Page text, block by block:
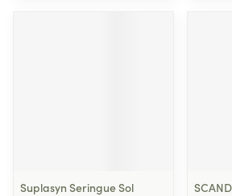
Suplasyn Seringue Sol